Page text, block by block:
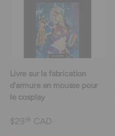
Livre sur la fabrication
d'armure en mousse pour
le cosplay
$29 98 CAD